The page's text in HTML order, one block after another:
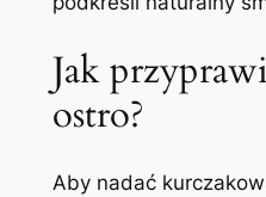
Jak
ostro?
Aby nadać